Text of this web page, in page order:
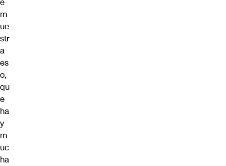
m
ue
str
a
es
o,
qu
e
ha
y
m
uc
ha